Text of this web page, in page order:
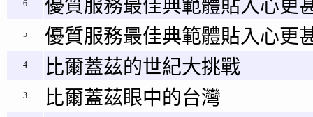
6 優質服務最佳典範體貼入心更
5 優質服務最佳典範體貼入心更
4 比爾蓋茲的世紀大挑戰
3 比爾蓋茲眼中的台灣